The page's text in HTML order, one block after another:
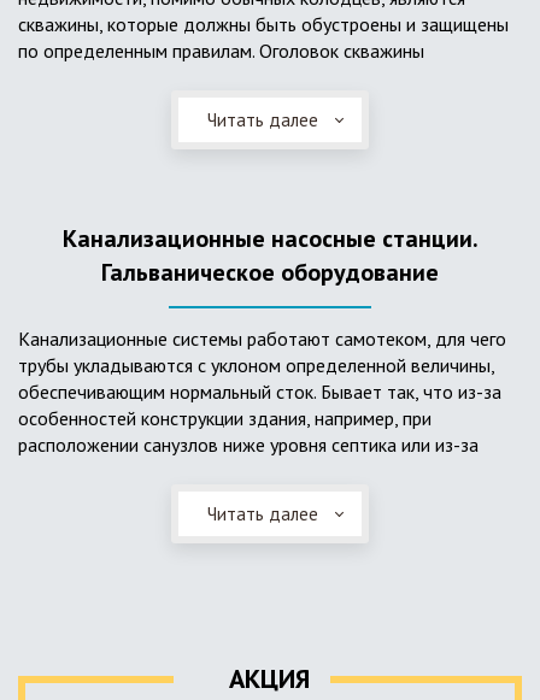
скважины, которые должны быть обустроены и защищены
по определенным правилам. Оголовок скважины
и автоматикой. Все это оборудование способно
подвергаться загрязнению атмосферными и
его работу в нормальном режиме. Лучшим способом
защиты оборудования является устройство герметичной
камеры или кессона, который не только защищает оголовок
скважины от негативных воздействий, но и обеспечивает
удобные условия для обслуживания в любой период года.
Кессон может быть выполнен из обычных железобетонных
колец, но только при отсутствии высокого уровня
подземных вод, так как в этом случае затруднительно
обеспечить требуемую герметичность. Если имеется
достаточную герметичность, недорогие, легко
Читать далее
Канализационные насосные станции.
Гальваническое оборудование
Канализационные системы работают самотеком, для чего
трубы укладываются с уклоном определенной величины,
обеспечивающим нормальный сток. Бывает так, что из-за
особенностей конструкции здания, например, при
расположении санузлов ниже уровня септика или из-за
Единственное решение в таком случае – это
использование КНС – канализационной насосной станции.
Читать далее
АКЦИЯ